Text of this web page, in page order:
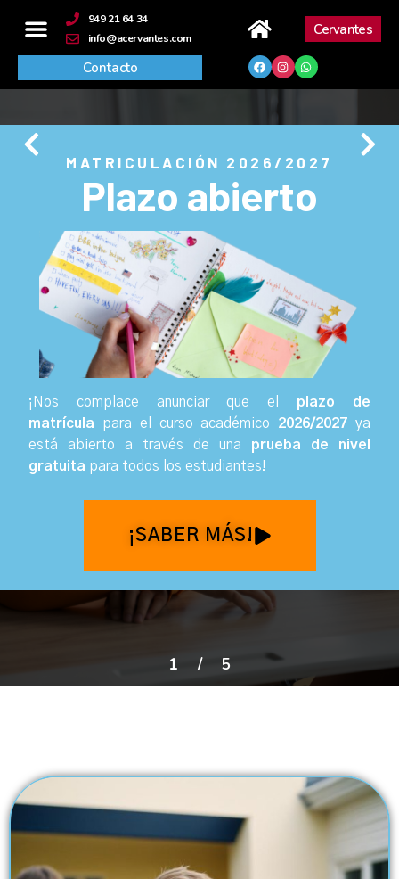
949 21 64 34
info@acervantes.com
Cervantes
Contacto
MATRICULACIÓN 2026/2027
Plazo abierto
¡Nos complace anunciar que el plazo de
matrícula para el curso académico 2026/2027 ya
está abierto a través de una prueba de nivel
gratuita para todos los estudiantes!
¡SABER MÁS!
1 / 5